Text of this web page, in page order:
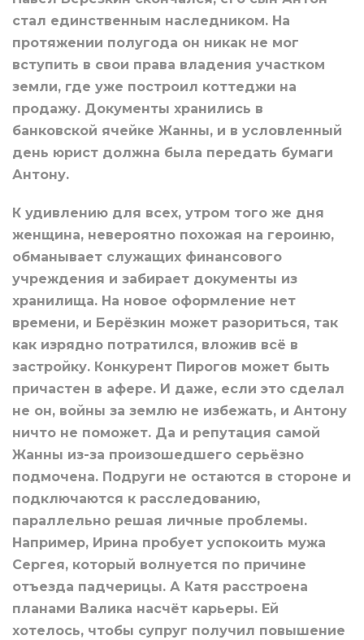
стал единственным наследником. На
протяжении полугода он никак не мог
вступить в свои права владения участком
земли, где уже построил коттеджи на
продажу. Документы хранились в
банковской ячейке Жанны, и в условленный
день юрист должна была передать бумаги
Антону.
К удивлению для всех, утром того же дня
женщина, невероятно похожая на героиню,
обманывает служащих финансового
учреждения и забирает документы из
хранилища. На новое оформление нет
времени, и Берёзкин может разориться, так
как изрядно потратился, вложив всё в
застройку. Конкурент Пирогов может быть
причастен в афере. И даже, если это сделал
не он, войны за землю не избежать, и Антону
ничто не поможет. Да и репутация самой
Жанны из-за произошедшего серьёзно
подмочена. Подруги не остаются в стороне и
подключаются к расследованию,
параллельно решая личные проблемы.
Например, Ирина пробует успокоить мужа
Сергея, который волнуется по причине
отъезда падчерицы. А Катя расстроена
планами Валика насчёт карьеры. Ей
хотелось, чтобы супруг получил повышение